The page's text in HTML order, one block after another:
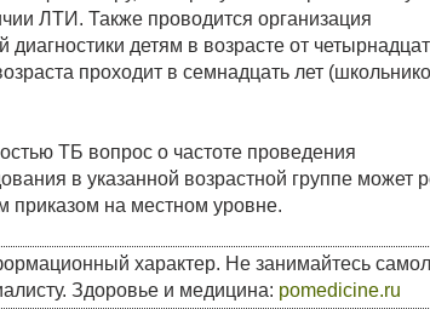
ЛТИ. Также проводится организация
детям в возрасте от
проходит в семнадцать лет
ТБ вопрос о частоте проведения
в указанной возрастной группе может
приказом на местном уровне.
характер. Не занимайтесь
Здоровье и медицина: pomedicine.ru